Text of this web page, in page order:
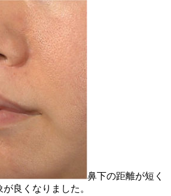
鼻下の距離が短く
良くなりました。